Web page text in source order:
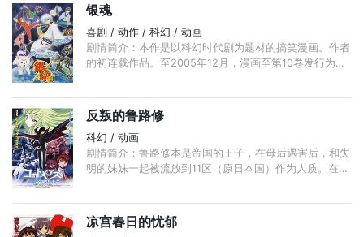
银魂
喜剧 / 动作 / 科幻 / 动画
剧情简介：本作是以科幻时代剧为题材的搞笑漫画。作者
的初连载作品。至2005年12月，漫画至第10卷发行为
ツアー'05）” ...
反叛的鲁路修
科幻 / 动画
剧情简介：鲁路修本是帝国的王子，在母后遇害后，和失
明的妹妹一起被流放到11区（原日本国）作为人质。在那
凉宫春日的忧郁